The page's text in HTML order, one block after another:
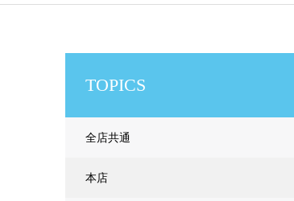
TOPICS
全店共通
本店